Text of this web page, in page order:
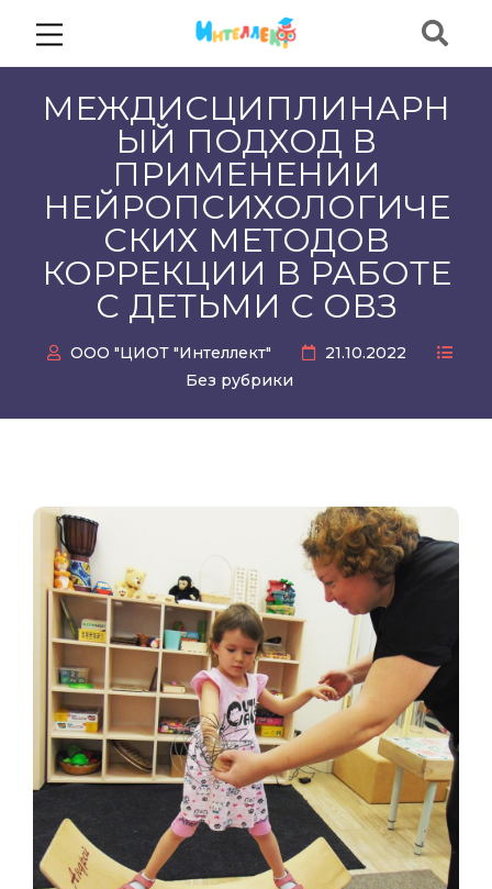
МЕЖДИСЦИПЛИНАРН
ЫЙ ПОДХОД В
ПРИМЕНЕНИИ
НЕЙРОПСИХОЛОГИЧЕ
СКИХ МЕТОДОВ
КОРРЕКЦИИ В РАБОТЕ
С ДЕТЬМИ С ОВЗ
ООО "ЦИОТ "Интеллект"
21.10.2022
Без рубрики